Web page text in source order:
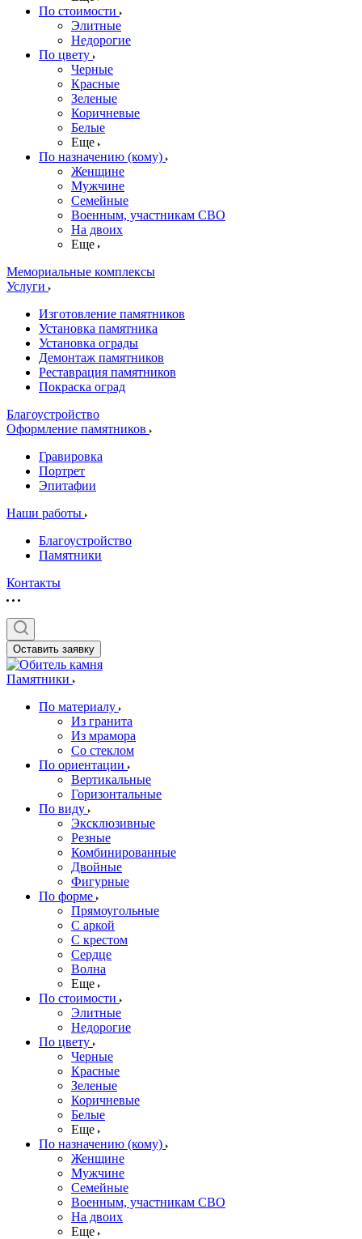
По стоимости
Элитные
Недорогие
По цвету
Черные
Красные
Зеленые
Коричневые
Белые
Еще
По назначению (кому)
Женщине
Мужчине
Семейные
Военным, участникам СВО
На двоих
Еще
Мемориальные комплексы
Услуги
Изготовление памятников
Установка памятника
Установка ограды
Демонтаж памятников
Реставрация памятников
Покраска оград
Благоустройство
Оформление памятников
Гравировка
Портрет
Эпитафии
Наши работы
Благоустройство
Памятники
Контакты
Оставить заявку
Памятники
По материалу
Из гранита
Из мрамора
Со стеклом
По ориентации
Вертикальные
Горизонтальные
По виду
Эксклюзивные
Резные
Комбинированные
Двойные
Фигурные
По форме
Прямоугольные
С аркой
С крестом
Сердце
Волна
Еще
По стоимости
Элитные
Недорогие
По цвету
Черные
Красные
Зеленые
Коричневые
Белые
Еще
По назначению (кому)
Женщине
Мужчине
Семейные
Военным, участникам СВО
На двоих
Еще